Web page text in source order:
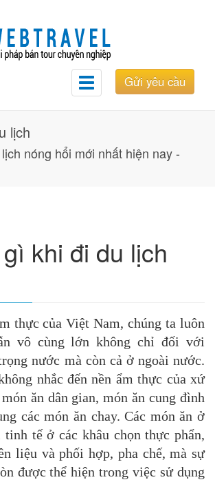
Gửi yêu cầu
Toggle
navigation
lịch
nóng hổi mới nhất hiện nay -
khi đi du lịch
thực của Việt Nam, chúng ta luôn
vô cùng lớn không chỉ đối với
nước mà còn cả ở ngoài nước.
nhắc đến nền ẩm thực của xứ
ăn dân gian, món ăn cung đình
các món ăn chay. Các món ăn ở
tinh tế ở các khâu chọn thực phẩn,
liệu và phối hợp, pha chế, mà sự
được thể hiện trong việc sử dụng